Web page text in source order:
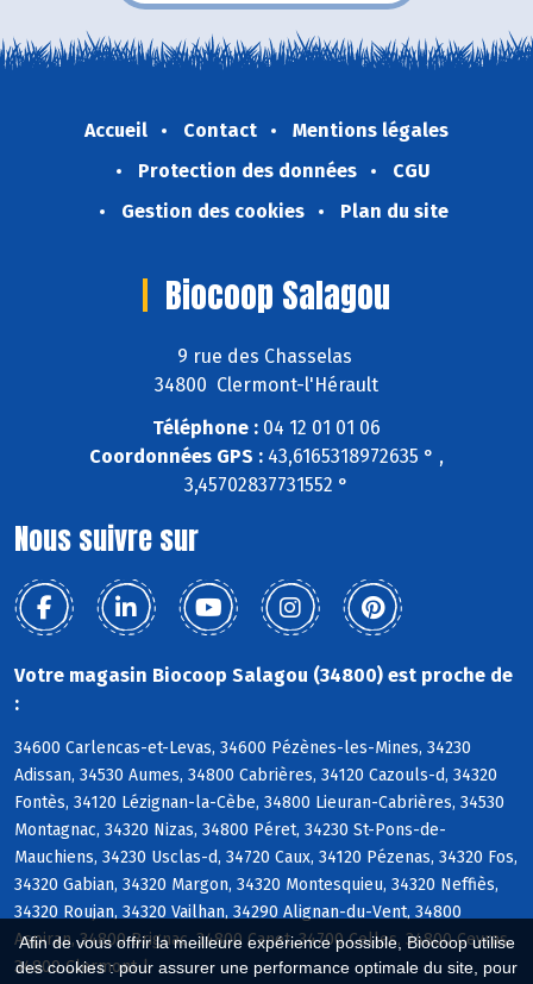
Afin de vous offrir la meilleure expérience possible, Biocoop utilise
des cookies : pour assurer une performance optimale du site, pour
Accueil Contact
Mentions légales
Protection des données
CGU
Gestion des cookies
Plan du site
Biocoop Salagou
9 rue des Chasselas
34800 Clermont-l'Hérault
Téléphone : 04 12 01 01 06
Coordonnées GPS : 43,6165318972635 ° ,
3,45702837731552 °
Nous suivre sur
Votre magasin Biocoop Salagou (34800) est proche de
:
34600 Carlencas-et-Levas, 34600 Pézènes-les-Mines, 34230
Adissan, 34530 Aumes, 34800 Cabrières, 34120 Cazouls-d, 34320
Fontès, 34120 Lézignan-la-Cèbe, 34800 Lieuran-Cabrières, 34530
Montagnac, 34320 Nizas, 34800 Péret, 34230 St-Pons-de-
Mauchiens, 34230 Usclas-d, 34720 Caux, 34120 Pézenas, 34320 Fos,
34320 Gabian, 34320 Margon, 34320 Montesquieu, 34320 Neffiès,
34320 Roujan, 34320 Vailhan, 34290 Alignan-du-Vent, 34800
Aspiran, 34800 Brignac, 34800 Canet, 34700 Celles, 34800 Ceyras,
34800 Clermont-l